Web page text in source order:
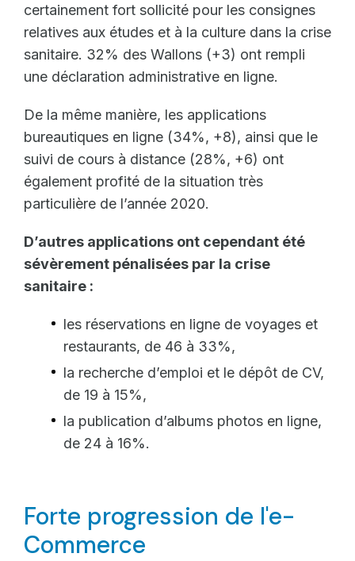
certainement fort sollicité pour les consignes
relatives aux études et à la culture dans la crise
sanitaire. 32% des Wallons (+3) ont rempli
une déclaration administrative en ligne.
De la même manière, les applications
bureautiques en ligne (34%, +8), ainsi que le
suivi de cours à distance (28%, +6) ont
également profité de la situation très
particulière de l’année 2020.
D’autres applications ont cependant été
sévèrement pénalisées par la crise
sanitaire :
les réservations en ligne de voyages et
restaurants, de 46 à 33%,
la recherche d’emploi et le dépôt de CV,
de 19 à 15%,
la publication d’albums photos en ligne,
de 24 à 16%.
Forte progression de l'e-
Commerce